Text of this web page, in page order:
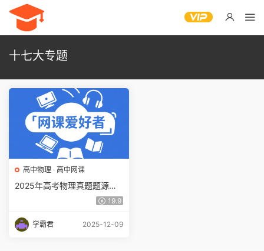
十七大专题
高中物理 · 高中网课
2025年高考物理真题题源解
密 十七大专题考点题源解密19.9
学霸君 2025-12-09